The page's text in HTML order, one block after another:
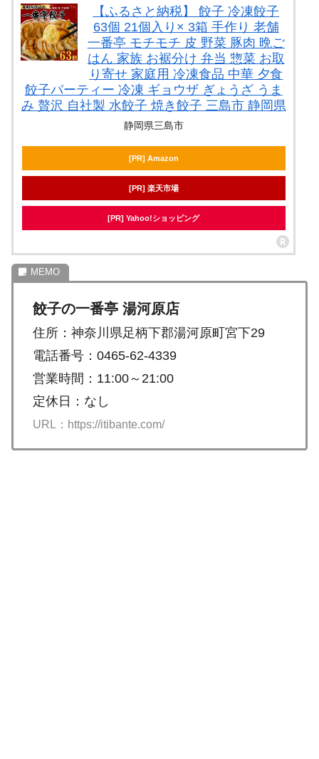
【ふるさと納税】 餃子 冷凍餃子
63個 21個入り× 3箱 手作り 老舗
一番亭 モチモチ 皮 野菜 豚肉 晩ご
はん 家族 お裾分け 弁当 惣菜 お取
り寄せ 家庭用 冷凍食品 中華 夕食
餃子パーティー 冷凍 ギョウザ ぎょうざ うま
み 贅沢 自社製 水餃子 焼き餃子 三島市 静岡県
静岡県三島市
[PR] Amazon
[PR] 楽天市場
[PR] Yahoo!ショッピング
餃子の一番亭 湯河原店
住所：神奈川県足柄下郡湯河原町宮下29
電話番号：0465-62-4339
営業時間：11:00～21:00
定休日：なし
URL：https://itibante.com/